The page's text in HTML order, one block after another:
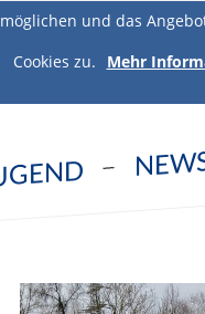
und das
Cookies zu.
Mehr